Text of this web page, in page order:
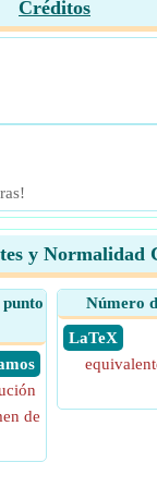
Créditos
y Normalidad
de
Número
​ LaTeX